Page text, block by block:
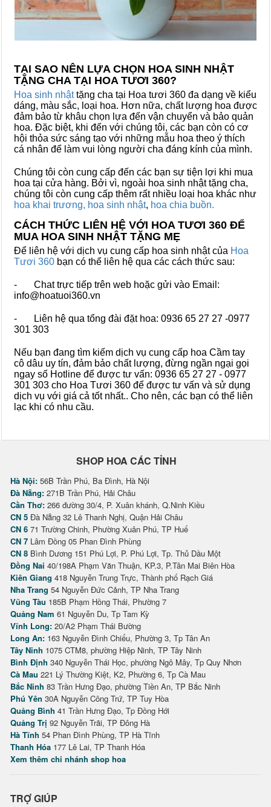
TẠI SAO NÊN LỰA CHỌN HOA SINH NHẬT
TẶNG CHA TẠI HOA TƯƠI 360?
Hoa sinh nhậttặng cha tại Hoa tươi 360 đa dạng về kiểu
dáng, màu sắc, loại hoa. Hơn nữa, chất lượng hoa được
đảm bảo từ khâu chọn lựa đến vận chuyển và bảo quản
hoa. Đặc biệt, khi đến với chúng tôi, các bạn còn có cơ
hội thỏa sức sáng tạo với những mẫu hoa theo ý thích
cá nhân để làm vui lòng người cha đáng kính của mình.
Chúng tôi còn cung cấp đến các bạn sự tiện lợi khi mua
hoa tại cửa hàng. Bởi vì, ngoài hoa sinh nhật tặng cha,
chúng tôi còn cung cấp thêm rất nhiều loại hoa khác như
hoa khai trương, hoa sinh nhật, hoa chia buồn.
CÁCH THỨC LIÊN HỆ VỚI HOA TƯƠI 360 ĐỂ
MUA HOA SINH NHẬT TẶNG MẸ
Để liên hệ với dịch vụ cung cấp hoa sinh nhật của Hoa
Tươi 360 bạn có thể liên hệ qua các cách thức sau:
- Chat trực tiếp trên web hoặc gửi vào Email:
info@hoatuoi360.vn
- Liên hệ qua tổng đài đặt hoa: 0936 65 27 27 -0977
301 303
Nếu bạn đang tìm kiếm dịch vụ cung cấp hoa Cầm tay
cô dâu uy tín, đảm bảo chất lượng, đừng ngần ngại gọi
ngay số Hotline để được tư vấn: 0936 65 27 27 - 0977
301 303 cho Hoa Tươi 360 để được tư vấn và sử dụng
dịch vụ với giá cả tốt nhất.. Cho nên, các bạn có thể liên
lạc khi có nhu cầu.
SHOP HOA CÁC TỈNH
Hà Nội: 56B Trần Phú, Ba Đình, Hà Nội
Đà Nẵng: 271B Trần Phú, Hải Châu
Cần Thơ: 266 đường 30/4, P. Xuân khánh, Q.Ninh Kiều
CN 5 Đà Nẵng 32 Lê Thanh Nghị, Quận Hải Châu
CN 6 71 Trường Chinh, Phường Xuân Phú, TP Huế
CN 7 Lâm Đồng 05 Phan Đình Phùng
CN 8 Bình Dương 151 Phú Lợi, P. Phú Lợi, Tp. Thủ Dầu Một
Đồng Nai 40/198A Phạm Văn Thuận, KP.3, P.Tân Mai Biên Hòa
Kiên Giang 418 Nguyễn Trung Trực, Thành phố Rạch Giá
Nha Trang 54 Nguyễn Đức Cảnh, TP Nha Trang
Vũng Tàu 185B Phạm Hồng Thái, Phường 7
Quảng Nam 61 Nguyễn Du, Tp Tam Kỳ
Vĩnh Long: 20/A2 Phạm Thái Bường
Long An: 163 Nguyễn Đình Chiểu, Phường 3, Tp Tân An
Tây Ninh 1075 CTM8, phường Hiệp Ninh, TP Tây Ninh
Bình Định 340 Nguyễn Thái Học, phường Ngô Mây, Tp Quy Nhơn
Cà Mau 221 Lý Thường Kiệt, K2, Phường 6, Tp Cà Mau
Bắc Ninh 83 Trần Hưng Đạo, phường Tiền An, TP Bắc Ninh
Phú Yên 30A Nguyễn Công Trứ, TP Tuy Hòa
Quảng Bình 41 Trần Hưng Đạo, Tp Đồng Hới
Quảng Trị 92 Nguyễn Trãi, TP Đông Hà
Hà Tĩnh 54 Phan Đình Phùng, TP Hà Tĩnh
Thanh Hóa 177 Lê Lai, TP Thanh Hóa
Xem thêm chi nhánh shop hoa
TRỢ GIÚP